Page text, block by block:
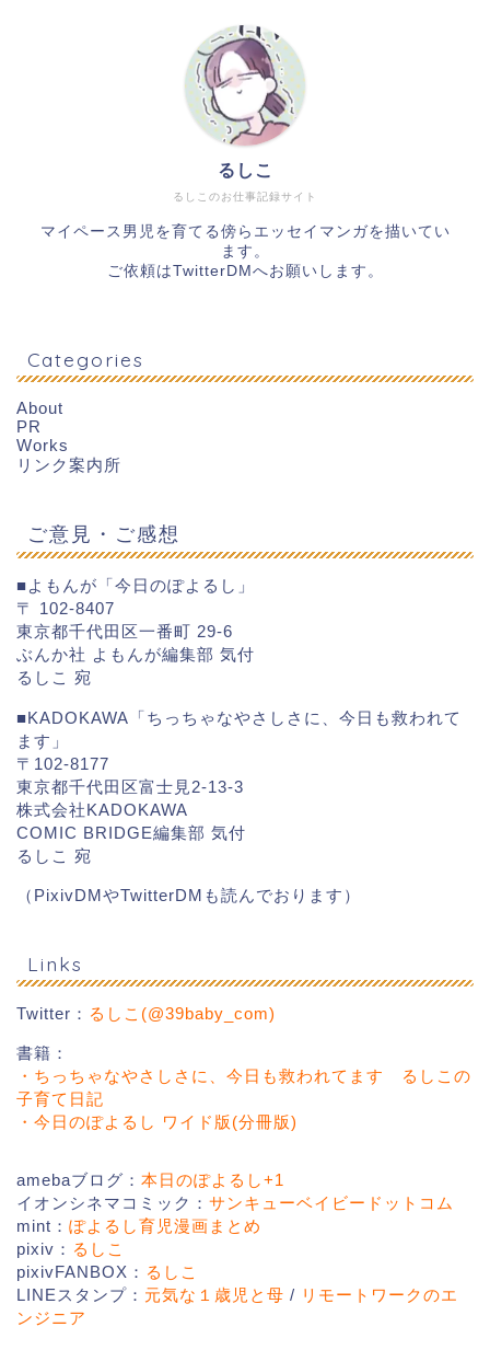
るしこのお仕事記録サイト
るしこ
マイペース男児を育てる傍らエッセイマンガを描いてい
ます。
ご依頼はTwitterDM へお願いします。
Categories
About
PR
Works
リンク案内所
ご意見・ご感想
■よもんが「今日のぽよるし」
〒 102-8407
東京都千代田区一番町 29-6
ぶんか社 よもんが編集部 気付
るしこ 宛
■KADOKAWA「ちっちゃなやさしさに、今日も救われて
ます」
〒102-8177
東京都千代田区富士見2-13-3
株式会社KADOKAWA
COMIC BRIDGE編集部 気付
るしこ 宛
（PixivDMやTwitterDMも読んでおります）
Links
Twitter： るしこ(@39baby_com)
書籍：
・ちっちゃなやさしさに、今日も救われてます るしこの
子育て日記
・今日のぽよるし ワイド版(分冊版)
amebaブログ： 本日のぽよるし+1
イオンシネマコミック： サンキューベイビードットコム
mint： ぽよるし育児漫画まとめ
pixiv： るしこ
pixivFANBOX： るしこ
LINEスタンプ： 元気な１歳児と母 / リモートワークのエ
ンジニア